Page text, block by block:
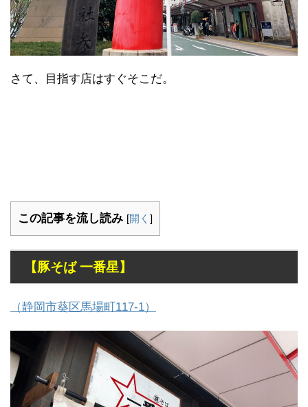
さて、目指す店はすぐそこだ。
この記事を流し読み [開く ]
【豚そば 一番星】
（静岡市葵区馬場町117-1）